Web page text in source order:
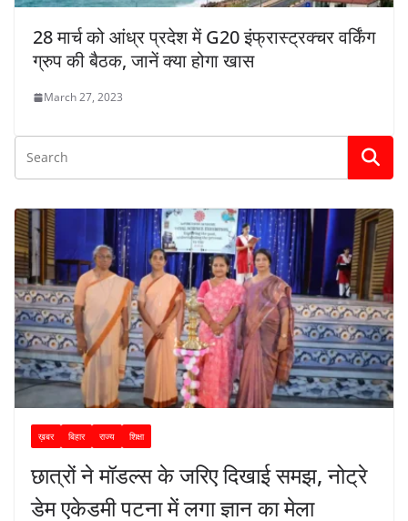
28 मार्च को आंध्र प्रदेश में G20 इंफ्रास्ट्रक्चर वर्किंग
ग्रुप की बैठक, जानें क्या होगा खास
March 27, 2023
ख़बर बिहार राज्य शिक्षा
छात्रों ने मॉडल्स के जरिए दिखाई समझ, नोट्रे
डेम एकेडमी पटना में लगा ज्ञान का मेला